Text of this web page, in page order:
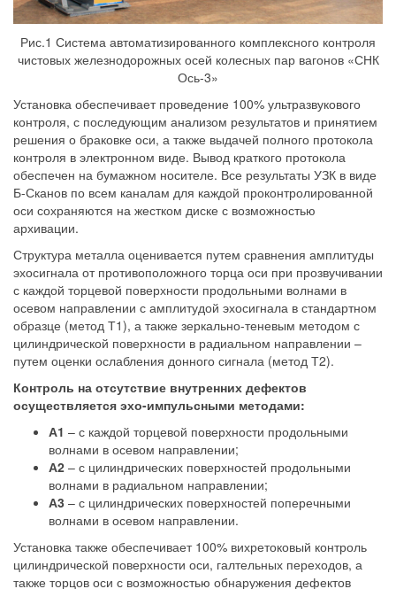
Рис.1 Система автоматизированного комплексного контроля
чистовых железнодорожных осей колесных пар вагонов «СНК
Ось-3»
Установка обеспечивает проведение 100% ультразвукового
контроля, с последующим анализом результатов и принятием
решения о браковке оси, а также выдачей полного протокола
контроля в электронном виде. Вывод краткого протокола
обеспечен на бумажном носителе. Все результаты УЗК в виде
Б-Сканов по всем каналам для каждой проконтролированной
оси сохраняются на жестком диске с возможностью
архивации.
Структура металла оценивается путем сравнения амплитуды
эхосигнала от противоположного торца оси при прозвучивании
с каждой торцевой поверхности продольными волнами в
осевом направлении с амплитудой эхосигнала в стандартном
образце (метод Т1), а также зеркально-теневым методом с
цилиндрической поверхности в радиальном направлении –
путем оценки ослабления донного сигнала (метод Т2).
Контроль на отсутствие внутренних дефектов
осуществляется эхо-импульсными методами:
А1 – с каждой торцевой поверхности продольными
волнами в осевом направлении;
А2 – с цилиндрических поверхностей продольными
волнами в радиальном направлении;
А3 – с цилиндрических поверхностей поперечными
волнами в осевом направлении.
Установка также обеспечивает 100% вихретоковый контроль
цилиндрической поверхности оси, галтельных переходов, а
также торцов оси с возможностью обнаружения дефектов